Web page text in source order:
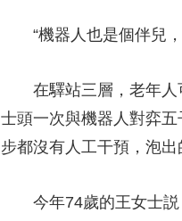
“機器人也是個伴兒，
在驛站三層，老年人可
士頭一次與機器人對弈
步都沒有人工干預，泡出
今年74歲的王女士説